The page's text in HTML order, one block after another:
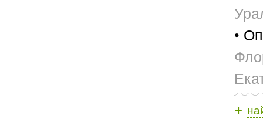
•
+